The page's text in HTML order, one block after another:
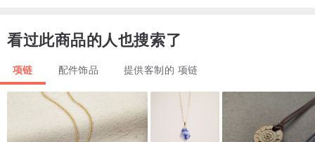
看过此商品的人也搜索了
项链 配件饰品 提供客制的 项链